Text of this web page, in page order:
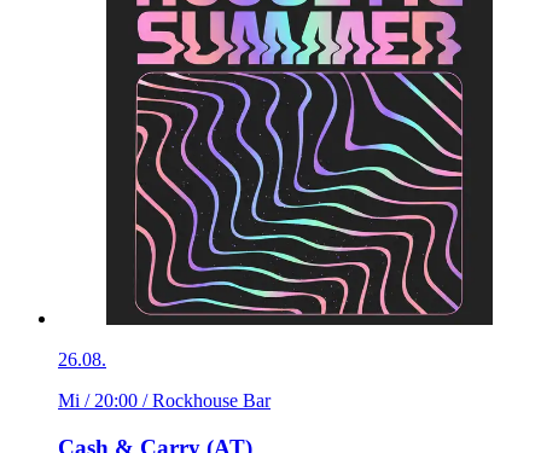
26.08.
Mi / 20:00 / Rockhouse Bar
Cash & Carry (AT)